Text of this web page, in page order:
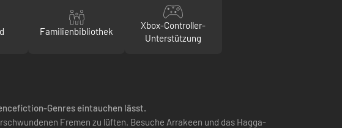
Familienbibliothek
Xbox-Controller-
Unterstützung
Genres eintauchen lässt.
Fremen zu lüften. Besuche Arrakeen und das Hagga-